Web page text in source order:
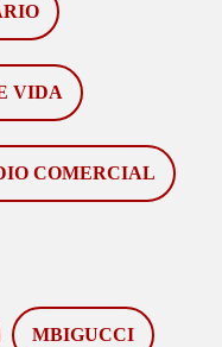
VIDA
COMERCIAL
MBIGUCCI